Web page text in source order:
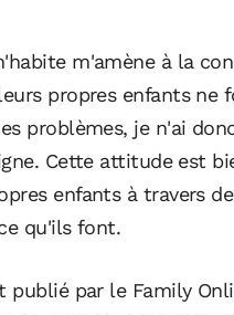
m'amène à la
propres enfants
problèmes, je n'ai
Cette attitude est
enfants à travers
qu'ils font.
publié par le Family